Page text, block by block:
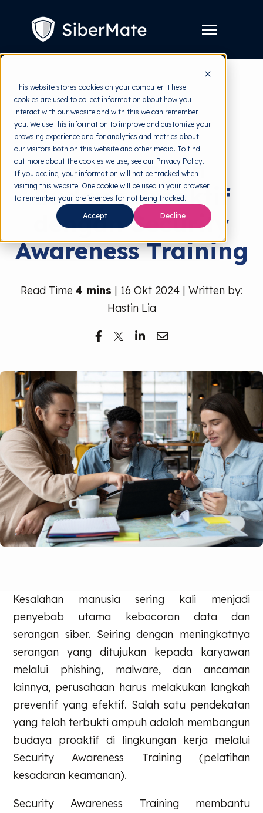
This website stores cookies on your computer. These
cookies are used to collect information about how you
interact with our website and with this we can remember
you. We use this information to improve and customize your
browsing experience and for analytics and metrics about
our visitors both on this website and other media. To find
out more about the cookies we use, see our Privacy Policy.
If you decline, your information will not be tracked when
visiting this website. One cookie will be used in your browser
to remember your preferences for not being tracked.
Accept Decline
Toggle
Layanan
children
for
Layanan
Harga
Resources Toggle
children
for
Resources
Tools Gratis Toggle
children
for
Tools
Tentang
Coba Gratis
back to HRMI
Security Awareness
Membangun
Budaya Proaktif
dengan Security
Awareness Training
Read Time 4 mins | 16 Okt 2024 | Written by:
Hastin Lia
Kesalahan manusia sering kali menjadi
penyebab utama kebocoran data dan
serangan siber. Seiring dengan meningkatnya
serangan yang ditujukan kepada karyawan
melalui phishing, malware, dan ancaman
lainnya, perusahaan harus melakukan langkah
preventif yang efektif. Salah satu pendekatan
yang telah terbukti ampuh adalah membangun
budaya proaktif di lingkungan kerja melalui
Security Awareness Training (pelatihan
kesadaran keamanan).
Security Awareness Training membantu